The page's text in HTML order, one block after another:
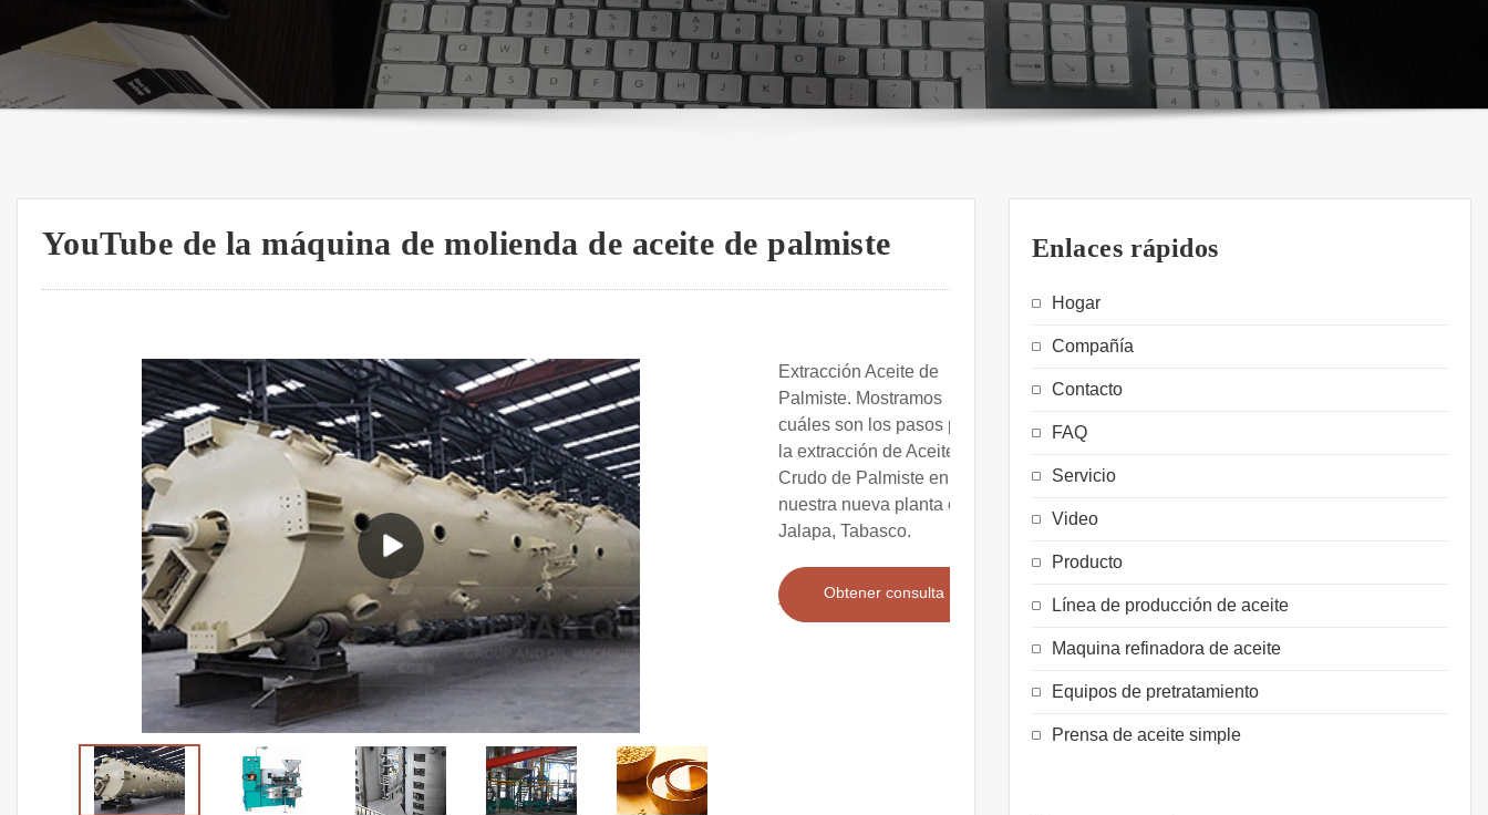
YouTube de la máquina de molienda de aceite de palmiste
Extracción Aceite de
Palmiste. Mostramos
cuáles son los pasos para
la extracción de Aceite
Crudo de Palmiste en
nuestra nueva planta en
Jalapa, Tabasco.
Obtener consulta
Enlaces rápidos
Hogar
Compañía
Contacto
FAQ
Servicio
Video
Producto
Línea de producción de aceite
Maquina refinadora de aceite
Equipos de pretratamiento
Prensa de aceite simple